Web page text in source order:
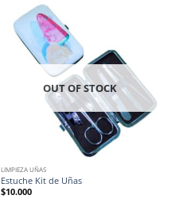
OUT OF STOCK
LIMPIEZA UÑAS
Estuche Kit de Uñas
$10.000